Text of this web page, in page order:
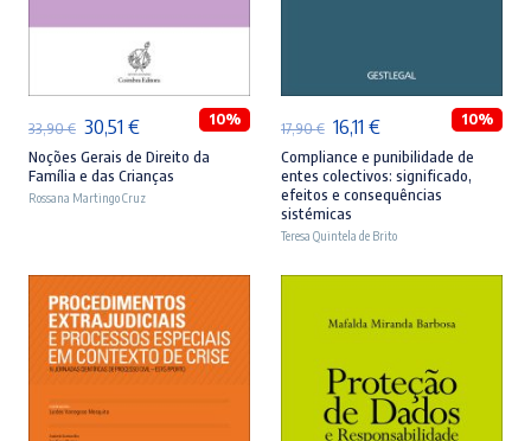
ADICIONAR
33,90€ O
preço
original
30,51 €O
preço
atual
10%
Noções Gerais de Direito da
Família e das Crianças
Rossana Martingo Cruz
17,90€ O
preço
original
era:
16,11 €O
preço
atual
10%
Compliance e punibilidade de
entes colectivos: significado,
efeitos e consequências
sistémicas
Teresa Quintela de Brito